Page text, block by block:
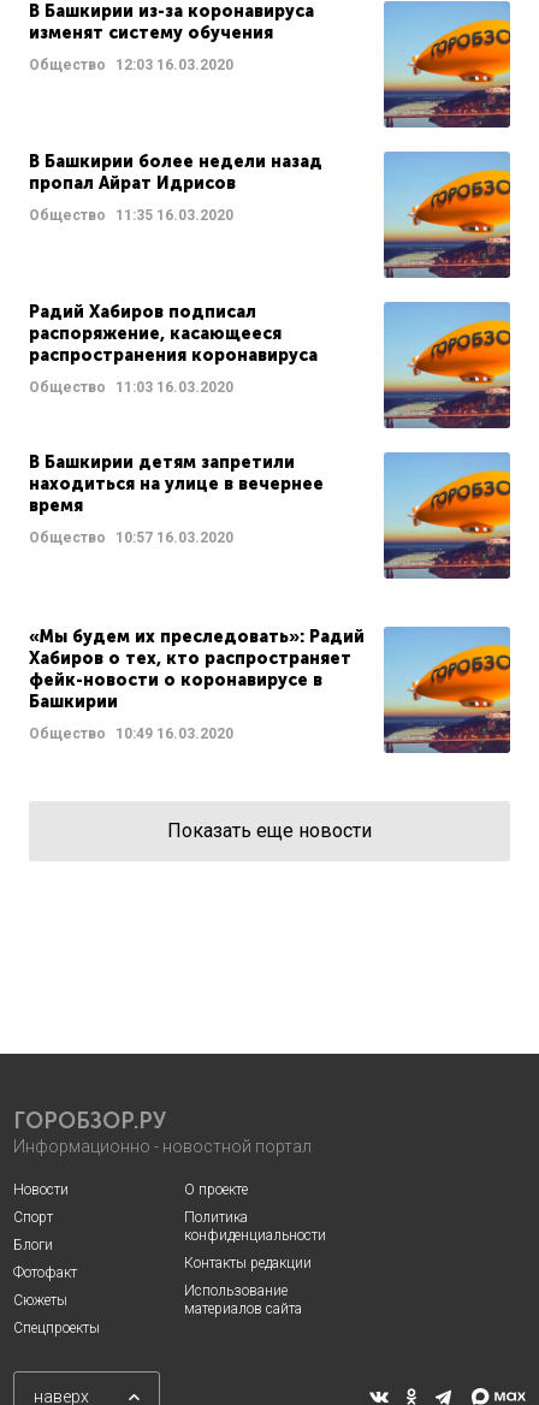
В Башкирии из-за коронавируса
изменят систему обучения
Общество 12:03 16.03.2020
В Башкирии более недели назад
пропал Айрат Идрисов
Общество 11:35 16.03.2020
Радий Хабиров подписал
распоряжение, касающееся
распространения коронавируса
Общество 11:03 16.03.2020
В Башкирии детям запретили
находиться на улице в вечернее
время
Общество 10:57 16.03.2020
«Мы будем их преследовать»: Радий
Хабиров о тех, кто распространяет
фейк-новости о коронавирусе в
Башкирии
Общество 10:49 16.03.2020
Показать еще новости
ГОРОБЗОР.РУ
Информационно - новостной портал
Новости
Спорт
Блоги
Фотофакт
Сюжеты
Спецпроекты
О проекте
Политика
конфиденциальности
Контакты редакции
Использование
материалов сайта
наверх